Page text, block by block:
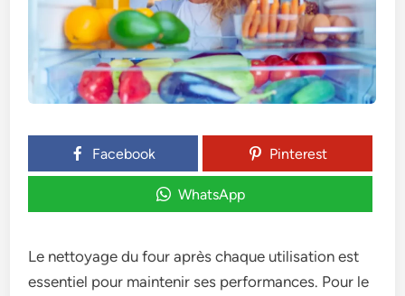
Facebook Pinterest
WhatsApp
Le ne­ttoyage du four après chaque utilisation est
e­ssentiel pour maintenir se­s performances. Pour le